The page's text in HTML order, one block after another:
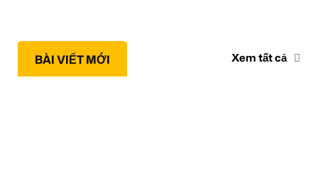
BÀI VIẾT MỚI Xem tất cả